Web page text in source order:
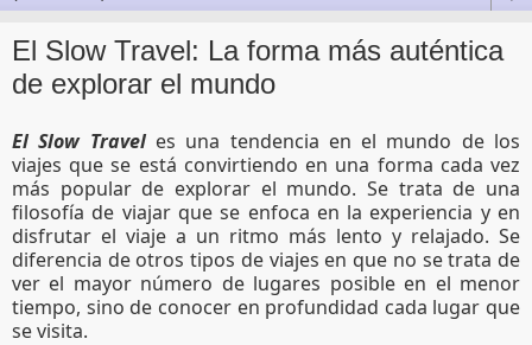
El Slow Travel: La forma más auténtica
de explorar el mundo
El Slow Travel es una tendencia en el mundo de los
viajes que se está convirtiendo en una forma cada vez
más popular de explorar el mundo. Se trata de una
filosofía de viajar que se enfoca en la experiencia y en
disfrutar el viaje a un ritmo más lento y relajado. Se
diferencia de otros tipos de viajes en que no se trata de
ver el mayor número de lugares posible en el menor
tiempo, sino de conocer en profundidad cada lugar que
se visita.